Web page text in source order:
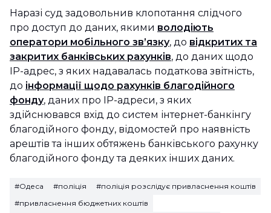
Наразі суд задовольнив клопотання слідчого
про доступ до даних, якими володіють
оператори мобільного зв’язку, до ​​відкритих та
закритих банківських рахунків, до даних щодо
IP-адрес, з яких надавалась податкова звітність,
до інформації щодо рахунків благодійного
фонду, даних про ІР-адреси, з яких
здійснювався вхід до систем інтернет-банкінгу
благодійного фонду, відомостей про наявність
арештів та інших обтяжень банківського рахунку
благодійного фонду та деяких інших даних.
#Одеса #поліція
#поліція розслідує привласнення коштів
#привласнення бюджетних коштів